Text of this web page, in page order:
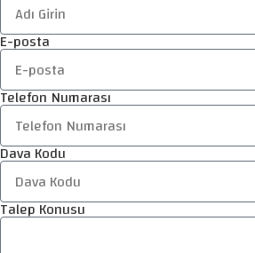
E-posta
Telefon Numarası
Dava Kodu
Talep Konusu